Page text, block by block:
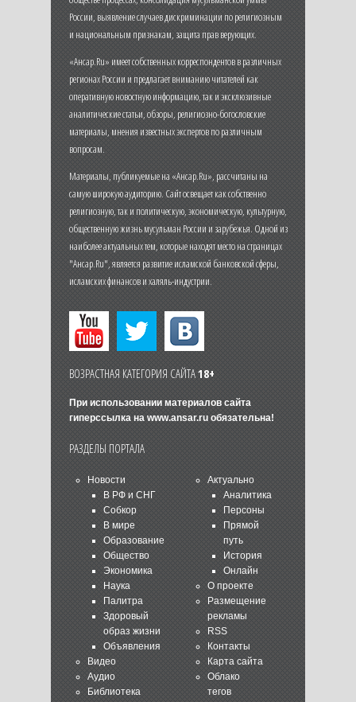
России, выявление случаев дискриминации по религиозным
и национальным признакам, защита прав верующих.
«Ансар.Ru» имеет собственных корреспондентов в различных
регионах России и предлагает вниманию читателей как
оперативную новостную информацию, так и эксклюзивные
аналитические статьи, обзоры, религиозно-богословские
материалы, мнения известных экспертов по различным
вопросам.
Материалы, публикуемые на «Ансар.Ru», рассчитаны на
самую широкую аудиторию. Сайт освещает как собственно
религиозную, так и политическую, экономическую, культурную,
общественную жизнь мусульман России и зарубежья. Одной из
наиболее актуальных тем, которые находят место на страницах
"Ансар.Ru", является развитие исламской банковской сферы,
исламских финансов и халяль-индустрии.
ВОЗРАСТНАЯ КАТЕГОРИЯ САЙТА18+
При использовании материалов сайта
гиперссылка на www.ansar.ruобязательна!
РАЗДЕЛЫ ПОРТАЛА
Новости
В РФ и СНГ
Собкор
В мире
Образование
Общество
Экономика
Наука
Палитра
Здоровый
образ жизни
Объявления
Видео
Аудио
Библиотека
Актуально
Аналитика
Персоны
Прямой
путь
История
Онлайн
О проекте
Размещение
рекламы
RSS
Контакты
Карта сайта
Облако
тегов